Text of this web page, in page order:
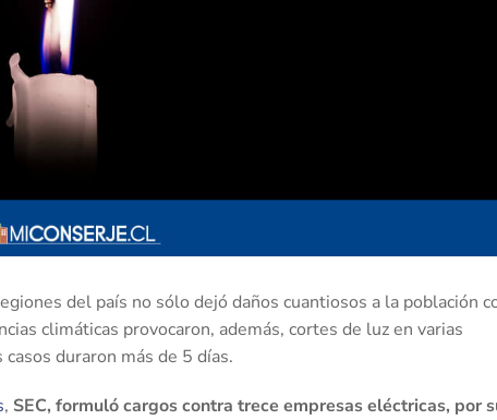
del país no sólo dejó daños cuantiosos a la población
climáticas provocaron, además, cortes de luz en varias
duraron más de 5 días.
, SEC, formuló cargos contra trece empresas eléctricas, por